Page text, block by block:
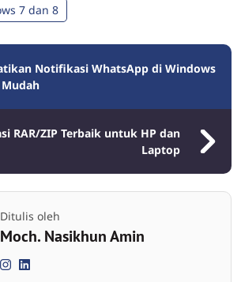
7 dan 8
Notifikasi WhatsApp di Windows
RAR/ZIP Terbaik untuk HP dan
Laptop
Ditulis oleh
Moch. Nasikhun Amin